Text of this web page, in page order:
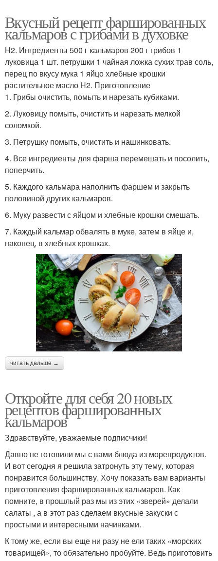
Вкусный рецепт фаршированных
кальмаров с грибами в духовке
H2. Ингредиенты 500 г кальмаров 200 г грибов 1
луковица 1 шт. петрушки 1 чайная ложка сухих трав соль,
перец по вкусу мука 1 яйцо хлебные крошки
растительное масло H2. Приготовление
1. Грибы очистить, помыть и нарезать кубиками.
2. Луковицу помыть, очистить и нарезать мелкой
соломкой.
3. Петрушку помыть, очистить и нашинковать.
4. Все ингредиенты для фарша перемешать и посолить,
поперчить.
5. Каждого кальмара наполнить фаршем и закрыть
половиной других кальмаров.
6. Муку развести с яйцом и хлебные крошки смешать.
7. Каждый кальмар обвалять в муке, затем в яйце и,
наконец, в хлебных крошках.
читать дальше →
Откройте для себя 20 новых
рецептов фаршированных
кальмаров
Здравствуйте, уважаемые подписчики!
Давно не готовили мы с вами блюда из морепродуктов.
И вот сегодня я решила затронуть эту тему, которая
понравится большинству. Хочу показать вам варианты
приготовления фаршированных кальмаров. Как
помните, в прошлый раз мы из этих «зверей» делали
салаты , а в этот раз сделаем вкусные закуски с
простыми и интересными начинками.
К тому же, если вы еще ни разу не ели таких «морских
товарищей», то обязательно пробуйте. Ведь приготовить